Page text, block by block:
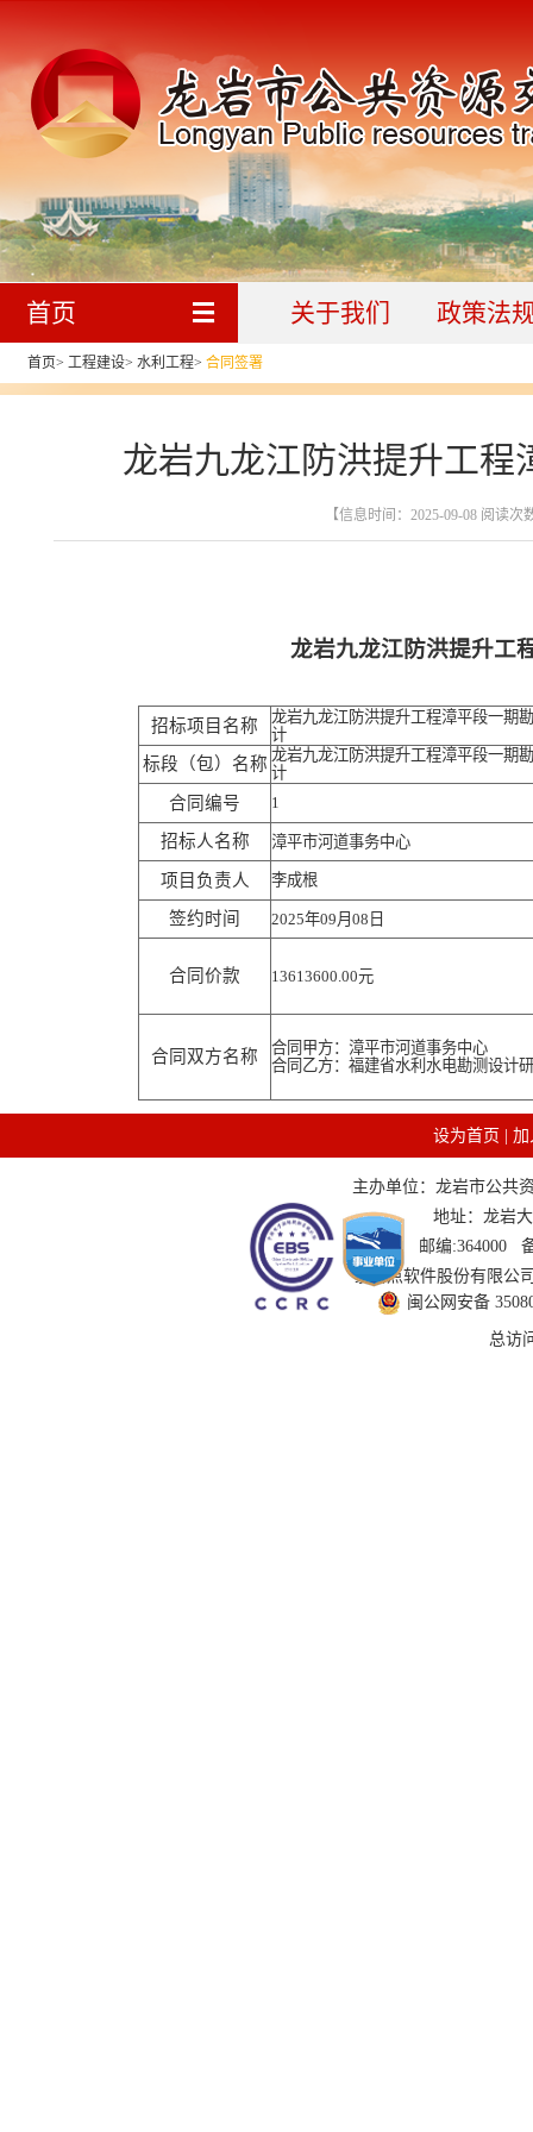
首页 关于我们 政策法
首页> 工程建设> 水利工程> 合同签署
龙岩九龙江防洪提升工程
【信息时间：2025-09-08 阅读次
龙岩九龙江防洪提升工
招标项目名称
龙岩九龙江防洪提升工程漳平段一期
计
标段（包）名称 龙岩九龙江防洪提升工程漳平段一期
计
合同编号 1
招标人名称 漳平市河道事务中心
项目负责人 李成根
签约时间 2025年09月08日
合同价款 13613600.00元
合同双方名称
合同甲方：漳平市河道事务中心
合同乙方：福建省水利水电勘测设计
设为首页 加
主办单位：龙岩市公共
地址：龙岩
邮编:364000
技术支持：国泰新点软件股份有限
闽公网安备
总访